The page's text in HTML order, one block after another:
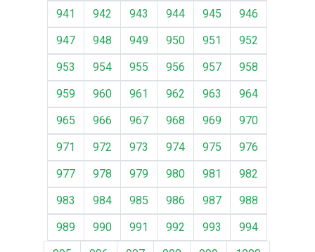
941
942 943 944 945
946
947
948 949 950 951
952
953
954 955 956 957
958
959
960 961 962 963
964
965
966 967 968 969
970
971
972 973 974 975
976
977
978 979 980 981
982
983
984 985 986 987
988
989
990 991 992 993
994